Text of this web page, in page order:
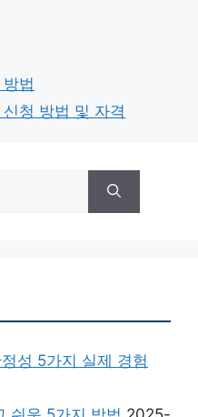
법
청 방법 및 자격
성 5가지 실제 경험